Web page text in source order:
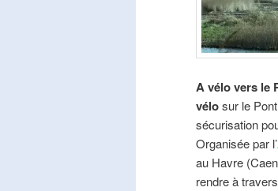
A vélo vers le
vélosur le
sécurisation
Organisée par l’
au Havre
rendre à